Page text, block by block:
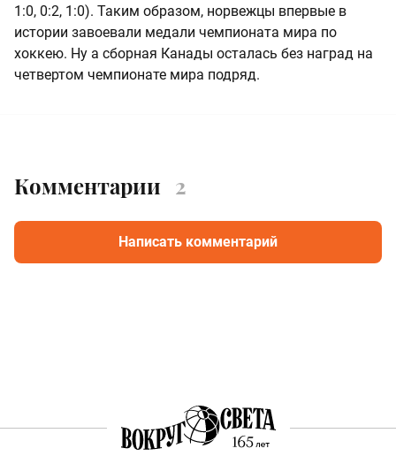
1:0, 0:2, 1:0). Таким образом, норвежцы впервые в
истории завоевали медали чемпионата мира по
хоккею. Ну а сборная Канады осталась без наград на
четвертом чемпионате мира подряд.
Комментарии 2
Написать комментарий